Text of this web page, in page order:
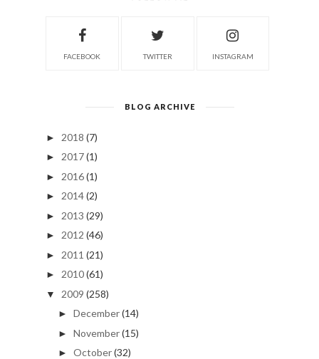
FACEBOOK TWITTER INSTAGRAM
BLOG ARCHIVE
► 2018 (7)
► 2017(1)
► 2016(1)
► 2014(2)
► 2013 (29)
► 2012 (46)
► 2011 (21)
► 2010(61)
▼ 2009 (258)
► December(14)
► November(15)
► October(32)